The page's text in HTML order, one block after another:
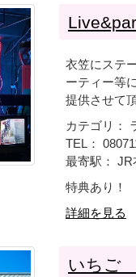
衣笠にステ
ーティー等
提供させて
カテゴリ：
TEL：
最寄駅： JR
特典あり！
詳細を見る
いちご